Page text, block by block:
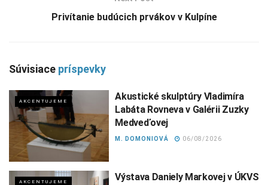
Privítanie budúcich prvákov v Kulpíne
Súvisiace príspevky
AKCENTUJEME
Akustické skulptúry Vladimíra
Labáta Rovneva v Galérii Zuzky
Medveďovej
M. DOMONIOVÁ 06/08/2026
AKCENTUJEME Výstava Daniely Markovej v ÚKVS